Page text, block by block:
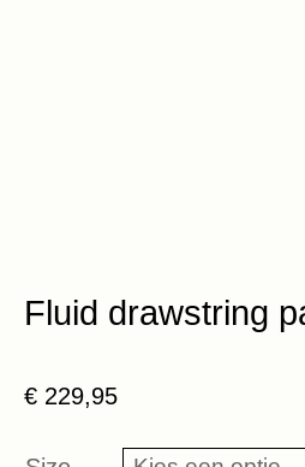
Fluid drawstring
€ 229,95